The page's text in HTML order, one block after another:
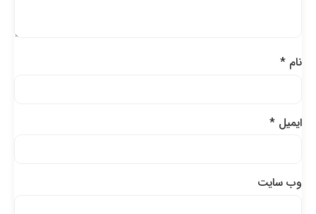
نام*
ایمیل*
وب‌ سایت